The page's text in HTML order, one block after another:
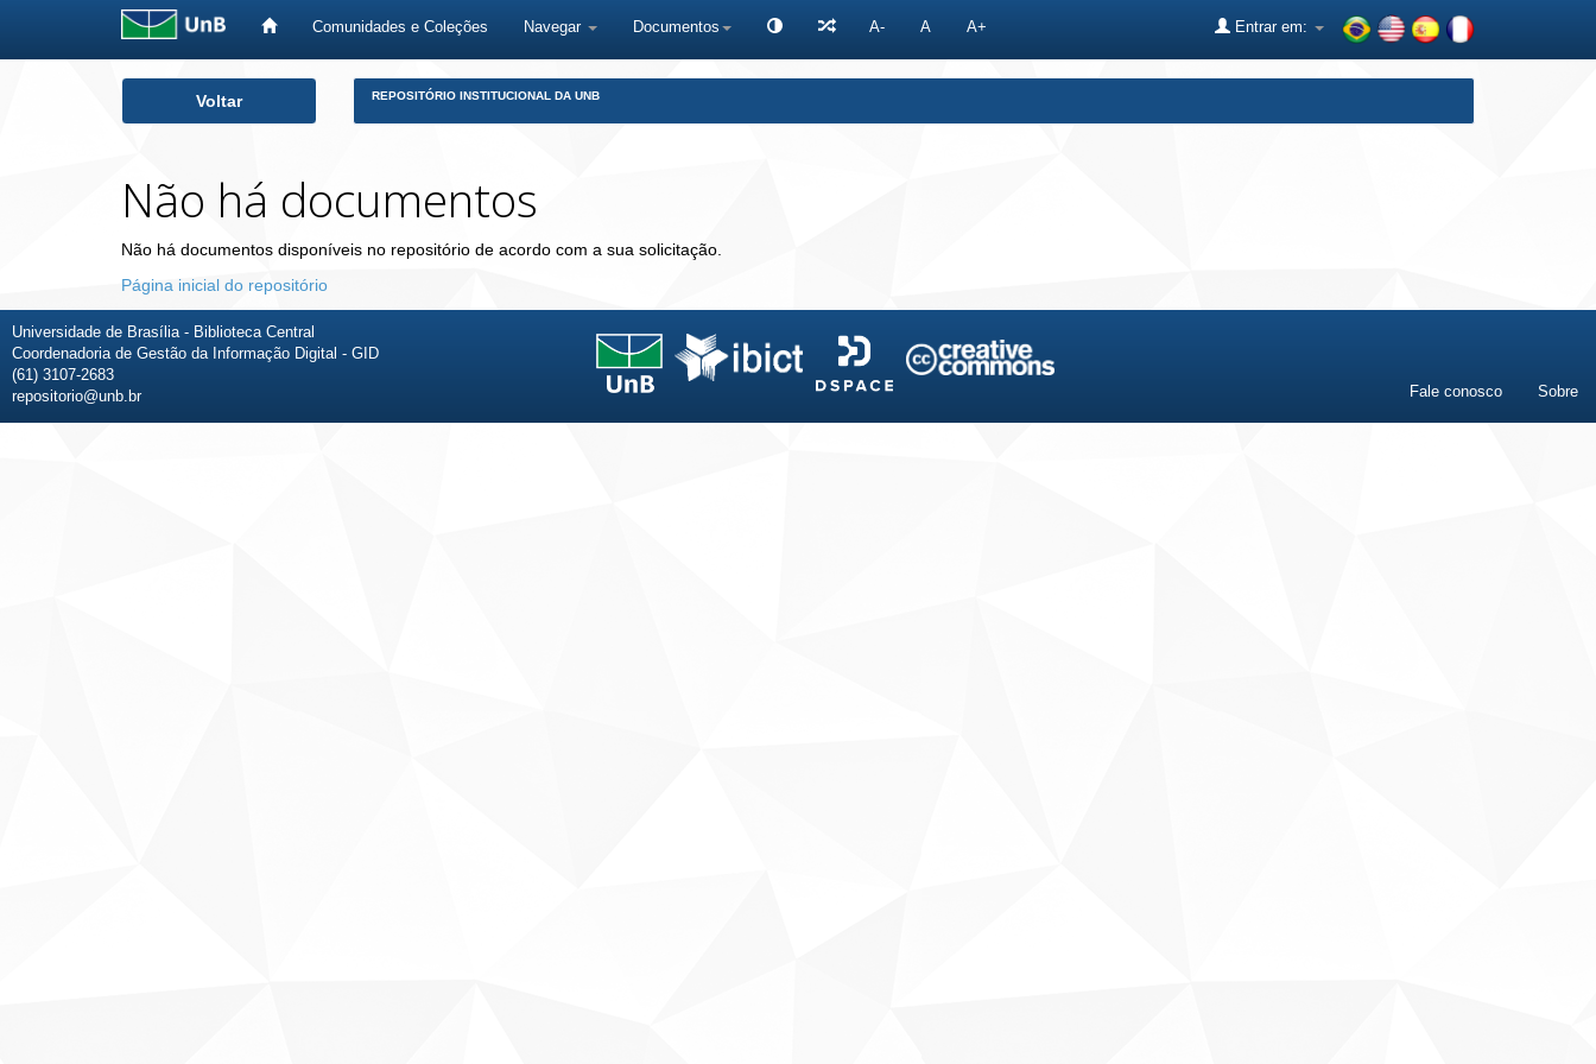
Comunidades e Coleções Navegar Documentos A- A A+ Entrar em:
Voltar REPOSITÓRIO INSTITUCIONAL DA UNB
Não há documentos
Não há documentos disponíveis no repositório de acordo com a sua solicitação.
Página inicial do repositório
Universidade de Brasília - Biblioteca Central
Coordenadoria de Gestão da Informação Digital - GID
(61) 3107-2683
repositorio@unb.br
Fale conosco Sobre